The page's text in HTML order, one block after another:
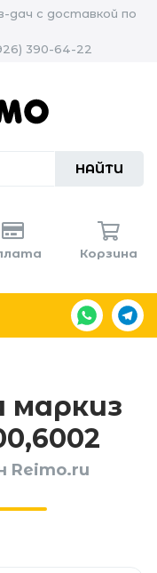
дач с доставкой по
390-64-22
НАЙТИ
Корзина
маркиз
Reimo.ru